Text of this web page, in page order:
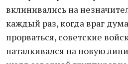
вклинивались на
каждый раз, когда враг
прорваться, советские
наталкивался на новую